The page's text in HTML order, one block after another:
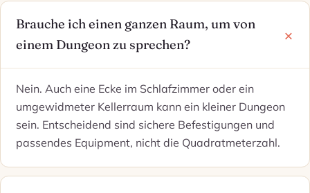
Brauche ich einen ganzen Raum, um von
einem Dungeon zu sprechen?
Nein. Auch eine Ecke im Schlafzimmer oder ein
umgewidmeter Kellerraum kann ein kleiner Dungeon
sein. Entscheidend sind sichere Befestigungen und
passendes Equipment, nicht die Quadratmeterzahl.